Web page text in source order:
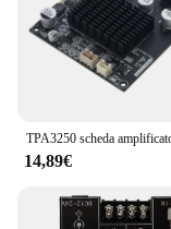
14,89€